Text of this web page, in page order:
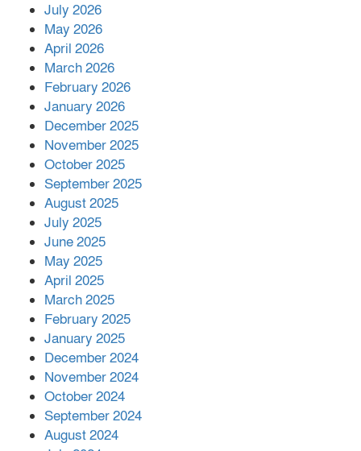
পর ফোন তারেক রহমানের,গ্যাস সঙ্কট
সহায়তা দিলেন সাচিং প্রু জেরী
July 2026
May 2026
April 2026
March 2026
February 2026
January 2026
December 2025
November 2025
October 2025
September 2025
August 2025
July 2025
June 2025
May 2025
April 2025
March 2025
February 2025
January 2025
December 2024
November 2024
October 2024
September 2024
August 2024